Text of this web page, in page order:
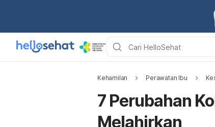
Kehamilan Perawatan Ibu
7 Perubahan
Melahirkan